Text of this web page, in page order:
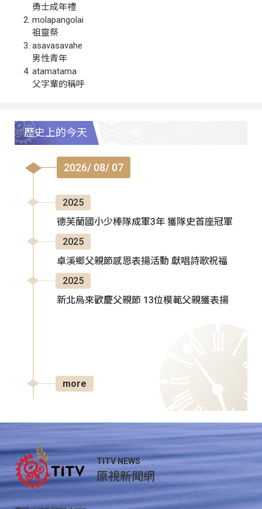
勇士成年禮
molapangolai
祖靈祭
asavasavahe
男性青年
atamatama
父字輩的稱呼
歷史上的今天
2026/ 08/ 07
2025
德芙蘭國小少棒隊成軍3年 獲隊史首座冠軍
2025
卓溪鄉父親節感恩表揚活動 獻唱詩歌祝福
2025
新北烏來歡慶父親節 13位模範父親獲表揚
more
TITV NEWS
原視新聞網